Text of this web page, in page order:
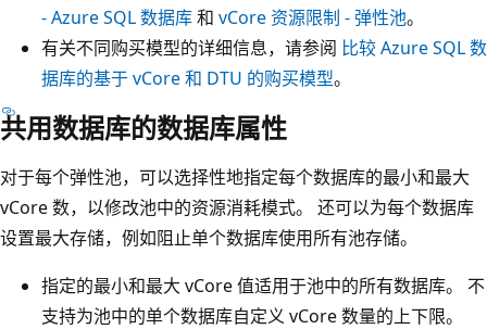
- Azure SQL 数据库和 vCore 资源限制 - 弹性池。
有关不同购买模型的详细信息，请参阅 比较 Azure SQL 数
据库的基于 vCore 和 DTU 的购买模型。
共用数据库的数据库属性
对于每个弹性池，可以选择性地指定每个数据库的最小和最大
vCore 数，以修改池中的资源消耗模式。 还可以为每个数据库
设置最大存储，例如阻止单个数据库使用所有池存储。
指定的最小和最大 vCore 值适用于池中的所有数据库。 不
支持为池中的单个数据库自定义 vCore 数量的上下限。